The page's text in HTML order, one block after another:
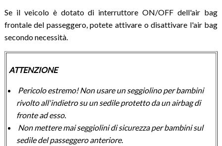
Se il veicolo è dotato di interruttore ON/OFF dell'air bag
frontale del passeggero, potete attivare o disattivare l'air bag
secondo necessità.
ATTENZIONE
Pericolo estremo! Non usare un seggiolino per bambini
rivolto all'indietro su un sedile protetto da un airbag di
fronte ad esso.
Non mettere mai seggiolini di sicurezza per bambini sul
sedile del passeggero anteriore.